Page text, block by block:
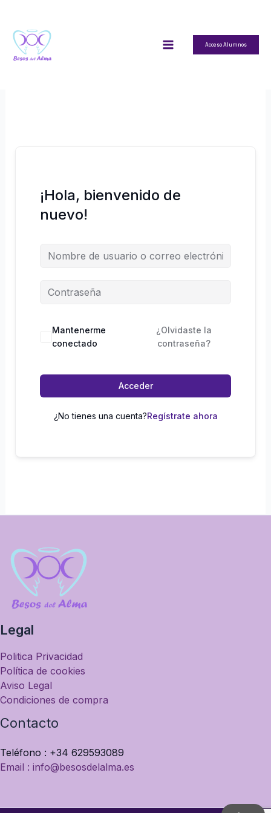
contenido
Acceso Alumnos
¡Hola, bienvenido de
nuevo!
Mantenerme
conectado
¿Olvidaste la
contraseña?
Acceder
¿No tienes una cuenta?Regístrate ahora
Legal
Politica Privacidad
Política de cookies
Aviso Legal
Condiciones de compra
Contacto
Teléfono : +34 629593089
Email : info@besosdelalma.es